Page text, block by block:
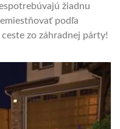
žiadnu
podľa
zo záhradnej párty!